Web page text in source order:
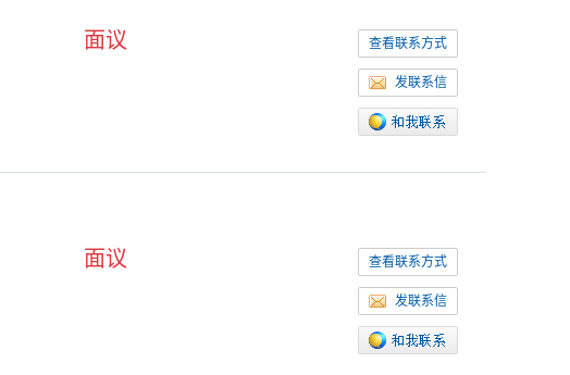
查看联系方式
发联系信
面议
查看联系方式
发联系信
面议